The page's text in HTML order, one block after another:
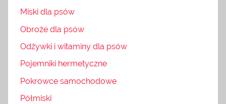
Miski dla psów
Obroże dla psów
Odżywki i witaminy dla psów
Pojemniki hermetyczne
Pokrowce samochodowe
Półmiski